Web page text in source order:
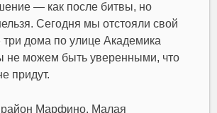
— как после битвы, но
Сегодня мы отстояли свой
дома по улице Академика
не можем быть уверенными, что
придут.
район Марфино, Малая